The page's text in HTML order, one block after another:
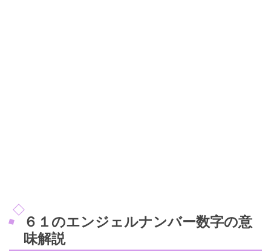
６１のエンジェルナンバー数字の意
味解説